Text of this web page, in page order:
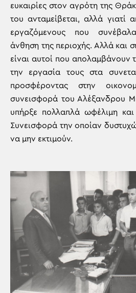
ευκαιρίες στον αγρότη της
του ανταμείβεται, αλλά γιατί
εργαζόμενους που
άνθηση της περιοχής. Αλλά και
είναι αυτοί που απολαμβάνουν
την εργασία τους στα
προσφέροντας στην
συνεισφορά του Αλέξανδρου
υπήρξε πολλαπλά ωφέλιμη και
Συνεισφορά την οποίαν
να μην εκτιμούν.